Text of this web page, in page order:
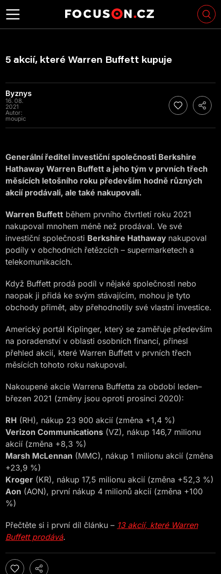
5 akcií, které Warren Buffett kupuje
Byznys
16. 08.
2021
Autor:
moupic
Generální ředitel investiční společnosti Berkshire
Hathaway Warren Buffett a jeho tým v prvních třech
měsících letošního roku především hodně různých
akcií prodávali, ale také nakupovali.
Warren Buffett během prvního čtvrtletí roku 2021
nakupoval mnohem méně než prodával. Ve své
investiční společnosti Berkshire Hathaway nakupoval
podíly v obchodních řetězcích – supermarketech a
telekomunikacích.
Když Buffett prodá podíl v nějaké společnosti nebo
naopak ji přidá ke svým stávajícím, mohou je tyto
obchody přimět, aby přehodnotily své vlastní investice.
Americký portál Kiplinger, který se zaměřuje především
na poradenství v oblasti osobních financí, přinesl
přehled akcií, které Warren Buffett v prvních třech
měsících tohoto roku nakupoval.
Nakoupené akcie Warrena Buffetta za období leden–
březen 2021 (změny jsou oproti prosinci 2020):
RH (RH), nákup 23 900 akcií (změna +1,4 %)
Verizon Communications (VZ), nákup 146,7 milionu
akcií (změna +8,3 %)
Marsh McLennan (MMC), nákup 1 milionu akcií (změna
+23,9 %)
Kroger (KR), nákup 17,5 milionu akcií (změna +52,3 %)
Aon (AON), první nákup 4 milionů akcií (změna +100
%)
Přečtěte si i první díl článku – 13 akcií, které Warren
Buffett prodává.